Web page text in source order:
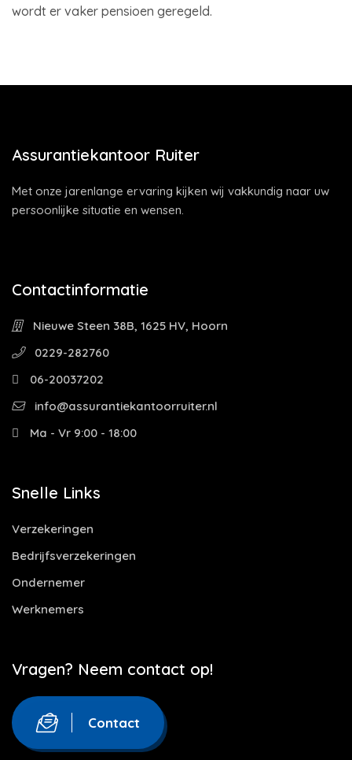
wordt er vaker pensioen geregeld.
Assurantiekantoor Ruiter
Met onze jarenlange ervaring kijken wij vakkundig naar uw
persoonlijke situatie en wensen.
Contactinformatie
Nieuwe Steen 38B, 1625 HV, Hoorn
0229-282760
06-20037202
info@assurantiekantoorruiter.nl
Ma - Vr 9:00 - 18:00
Snelle Links
Verzekeringen
Bedrijfsverzekeringen
Ondernemer
Werknemers
Vragen? Neem contact op!
Contact